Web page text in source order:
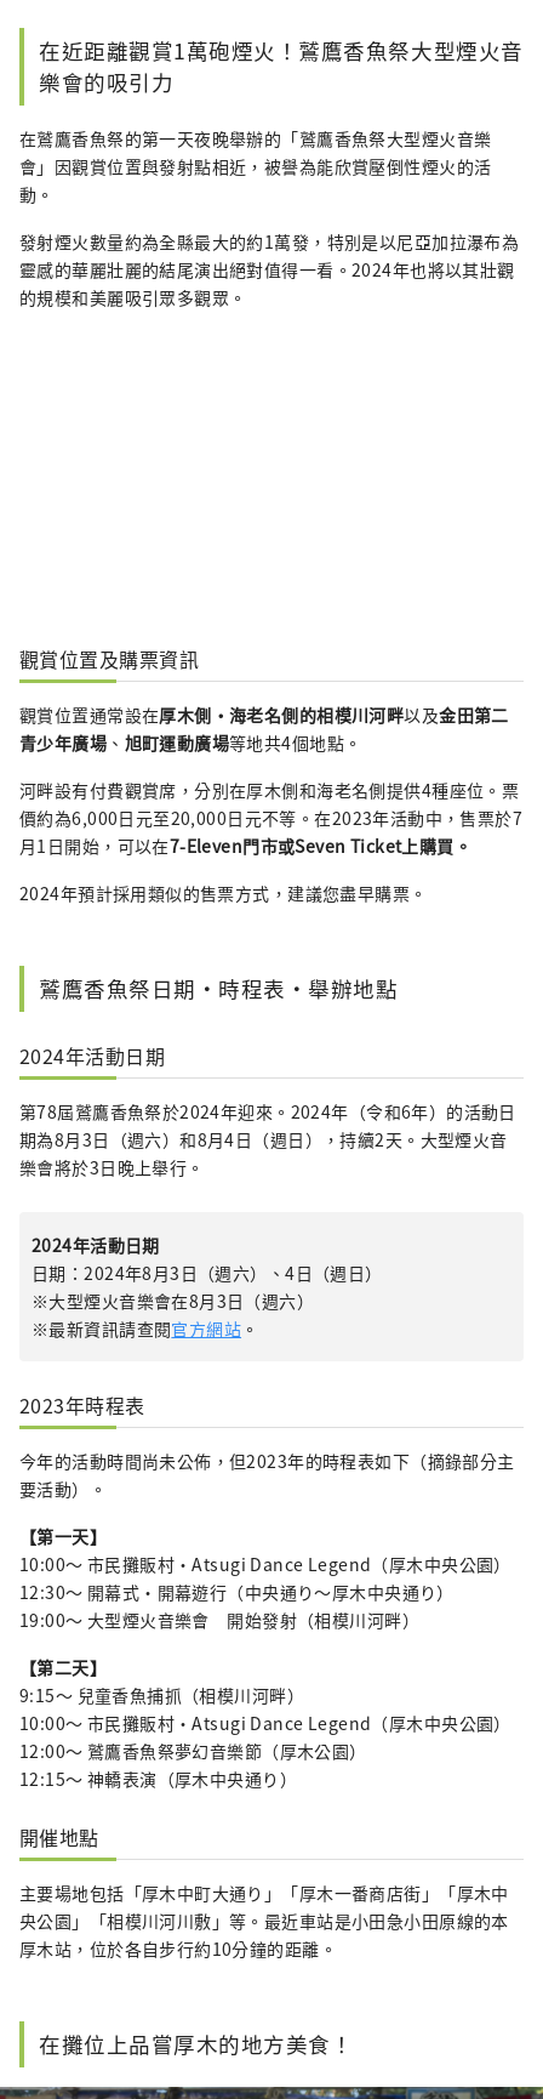
在近距離觀賞1萬砲煙火！鷲鷹香魚祭大型煙火音
樂會的吸引力
在鷲鷹香魚祭的第一天夜晚舉辦的「鷲鷹香魚祭大型煙火音樂
會」因觀賞位置與發射點相近，被譽為能欣賞壓倒性煙火的活
動。
發射煙火數量約為全縣最大的約1萬發，特別是以尼亞加拉瀑布為
靈感的華麗壯麗的結尾演出絕對值得一看。2024年也將以其壯觀
的規模和美麗吸引眾多觀眾。
觀賞位置及購票資訊
觀賞位置通常設在厚木側・海老名側的相模川河畔以及金田第二
青少年廣場 、 旭町運動廣場等地共4個地點。
河畔設有付費觀賞席，分別在厚木側和海老名側提供4種座位。票
價約為6,000日元至20,000日元不等。在2023年活動中，售票於7
月1日開始，可以在7-Eleven門市或Seven Ticket上購買。
2024年預計採用類似的售票方式，建議您盡早購票。
鷲鷹香魚祭日期・時程表・舉辦地點
2024年活動日期
第78屆鷲鷹香魚祭於2024年迎來。2024年（令和6年）的活動日
期為8月3日（週六）和8月4日（週日），持續2天。大型煙火音
樂會將於3日晚上舉行。
2024年活動日期
日期：2024年8月3日（週六）、4日（週日）
※大型煙火音樂會在8月3日（週六）
※最新資訊請查閱官方網站 。
2023年時程表
今年的活動時間尚未公佈，但2023年的時程表如下（摘錄部分主
要活動）。
【第一天】
10:00〜 市民攤販村・Atsugi Dance Legend（厚木中央公園）
12:30〜 開幕式・開幕遊行（中央通り～厚木中央通り）
19:00〜 大型煙火音樂會 開始發射（相模川河畔）
【第二天】
9:15〜 兒童香魚捕抓（相模川河畔）
10:00〜 市民攤販村・Atsugi Dance Legend（厚木中央公園）
12:00〜 鷲鷹香魚祭夢幻音樂節（厚木公園）
12:15〜 神轎表演（厚木中央通り）
開催地點
主要場地包括「厚木中町大通り」「厚木一番商店街」「厚木中
央公園」「相模川河川敷」等。最近車站是小田急小田原線的本
厚木站，位於各自步行約10分鐘的距離。
在攤位上品嘗厚木的地方美食！